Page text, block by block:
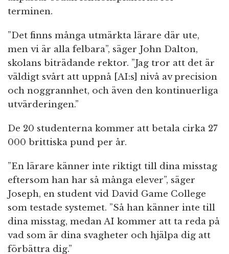
terminen.
”Det finns många utmärkta lärare där ute,
men vi är alla felbara”, säger John Dalton,
skolans biträdande rektor. ”Jag tror att det är
väldigt svårt att uppnå [AI:s] nivå av precision
och noggrannhet, och även den kontinuerliga
utvärderingen.”
De 20 studenterna kommer att betala cirka 27
000 brittiska pund per år.
”En lärare känner inte riktigt till dina misstag
eftersom han har så många elever”, säger
Joseph, en student vid David Game College
som testade systemet. ”Så han känner inte till
dina misstag, medan AI kommer att ta reda på
vad som är dina svagheter och hjälpa dig att
förbättra dig.”